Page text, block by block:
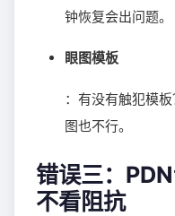
钟恢复会出问题。
眼图模板
：有没有触犯模
图也不行。
错误三：
不看阻抗